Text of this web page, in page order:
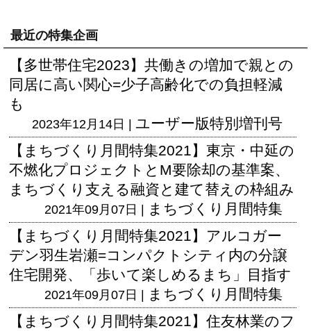
最近の特集企画
【多世帯住宅2023】共働きの増加で親との
同居に高い関心=少子高齢化での負担軽減
も
2023年12月14日 | ユーザー版特別増刊号
【まちづくり月間特集2021】東京・中延の
不燃化プロジェクトとM要除却の基準案、
まちづくり支える融資と建て替えの枠組み
2021年09月07日 | まちづくり月間特集
【まちづくり月間特集2021】アルコガー
デン羽生岩瀬=コンパクトシティ内の分譲
住宅開発、「歩いて楽しめるまち」目指す
2021年09月07日 | まちづくり月間特集
【まちづくり月間特集2021】住友林業のフ